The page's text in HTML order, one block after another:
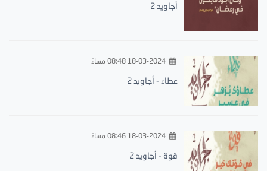
أجاويد 2
18-03-2024 08:48 مساءً
عطاء - أجاويد 2
18-03-2024 08:46 مساءً
قوة - أجاويد 2